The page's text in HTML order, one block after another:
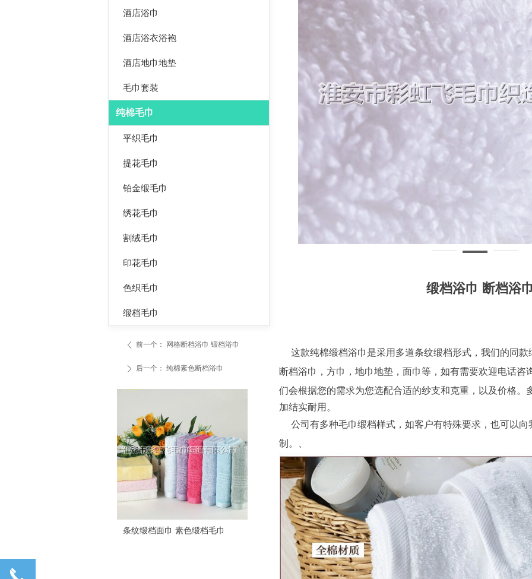
缎档浴巾 断档浴
ꄴ 前一个： 网格断档浴巾 锻档浴巾
ꄲ 后一个： 纯棉素色断档浴巾
这款纯棉缎档浴巾是采用多道条纹缎档形式，我们的同款
断档浴巾，方巾，地巾地垫，面巾等，如有需要欢迎电话咨
们会根据您的需求为您选配合适的纱支和克重，以及价格。
加结实耐用。
公司有多种毛巾缎档样式，如客户有特殊要求，也可以向
制。、
酒店浴巾
酒店浴衣浴袍
酒店地巾地垫
毛巾套装
纯棉毛巾
平织毛巾
提花毛巾
铂金缎毛巾
绣花毛巾
割绒毛巾
印花毛巾
色织毛巾
缎档毛巾
条纹缎档面巾 素色缎档毛巾 网格缎档面巾 断档面巾